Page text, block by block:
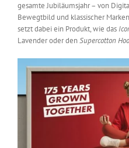
Product Guide
Jobshop
nach:
gesamte Jubiläumsjahr – von
Bewegtbild und klassischer
setzt dabei ein Produkt, wie das
Lavender oder denSupercotton